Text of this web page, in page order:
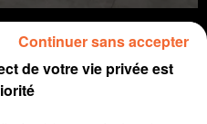
de votre vie privée est
Continuer sans accepter